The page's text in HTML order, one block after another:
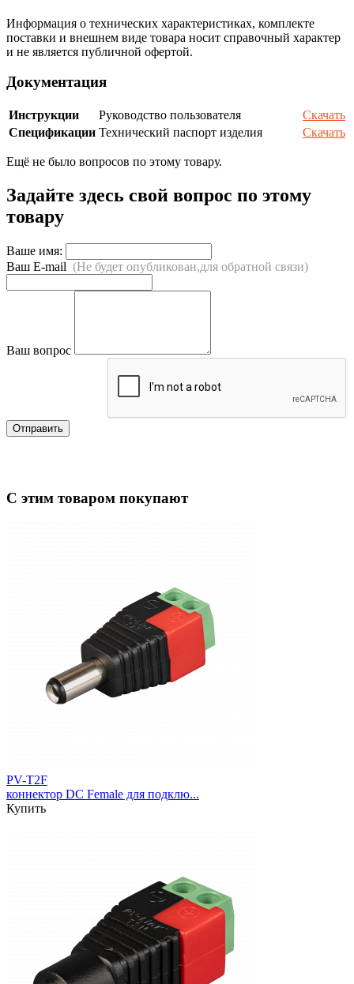
Информация о технических характеристиках, комплекте
поставки и внешнем виде товара носит справочный характер
и не является публичной офертой.
Документация
Инструкции Руководство пользователя
Скачать
Спецификации Технический паспорт изделия Скачать
Ещё не было вопросов по этому товару.
Задайте здесь свой вопрос по этому
товару
Ваше имя:
Ваш E-mail (Не будет опубликован,для обратной связи)
Ваш вопрос
Отправить
С этим товаром покупают
PV-T2F
коннектор DC Female для подклю...
Купить